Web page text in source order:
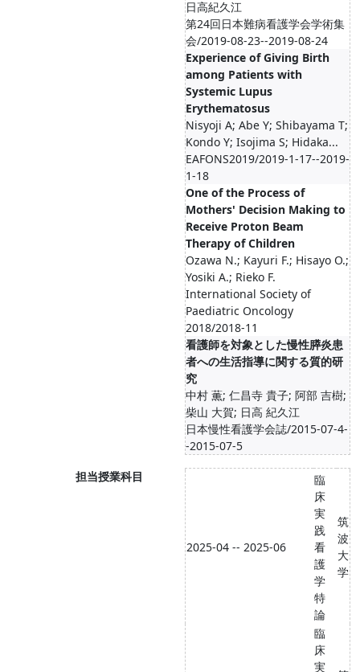
日高紀久江
第24回日本難病看護学会学術集
会/2019-08-23--2019-08-24
Experience of Giving Birth
among Patients with
Systemic Lupus
Erythematosus
Nisyoji A; Abe Y; Shibayama T;
Kondo Y; Isojima S; Hidaka...
EAFONS2019/2019-1-17--2019-
1-18
One of the Process of
Mothers' Decision Making to
Receive Proton Beam
Therapy of Children
Ozawa N.; Kayuri F.; Hisayo O.;
Yosiki A.; Rieko F.
International Society of
Paediatric Oncology
2018/2018-11
看護師を対象とした慢性膵炎患
者への生活指導に関する質的研
究
中村 薫; 仁昌寺 貴子; 阿部 吉樹;
柴山 大賀; 日高 紀久江
日本慢性看護学会誌/2015-07-4-
-2015-07-5
担当授業科目
2025-04 -- 2025-06
臨
床
実
践
看
護
学
特
論
筑
波
大
学
臨
床
実